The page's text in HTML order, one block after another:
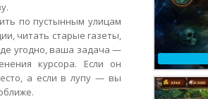
по пустынным улицам
читать старые газеты,
угодно, ваша задача —
курсора. Если он
а если в лупу — вы